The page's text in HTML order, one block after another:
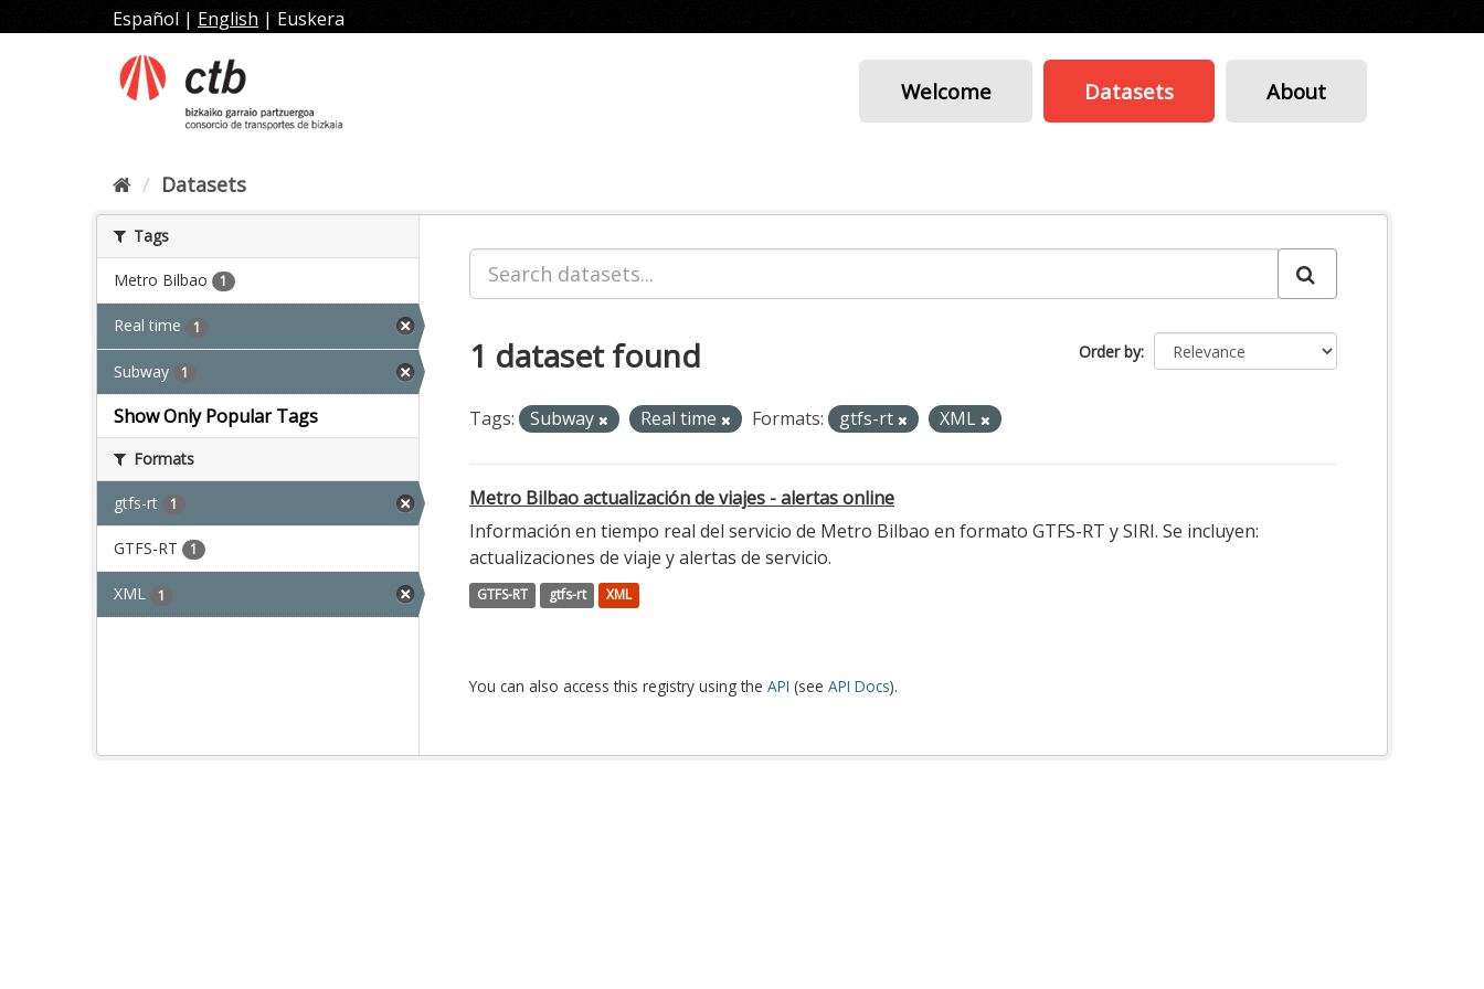
to
Español | English | Euskera
Welcome Datasets About
Datasets
Tags
Metro Bilbao 1
Real time 1
Subway 1
Show Only Popular Tags
Formats
gtfs-rt 1
GTFS-RT 1
XML 1
Order by
1 dataset found
Tags: Subway Real time Formats: gtfs-rt XML
Metro Bilbao actualización de viajes - alertas online
Información en tiempo real del servicio de Metro Bilbao en formato GTFS-RT y SIRI. Se incluyen:
actualizaciones de viaje y alertas de servicio.
GTFS-RT gtfs-rt XML
You can also access this registry using the API (see API Docs).